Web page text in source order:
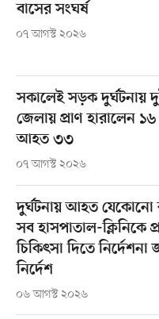
বাসের সংঘর্ষ
০৭ আগস্ট ২০২৬
সকালেই সড়ক দুর্ঘটনায়
জেলায় প্রাণ হারালেন
আহত ৩৩
০৭ আগস্ট ২০২৬
দুর্ঘটনায় আহত যেকোনো
সব হাসপাতাল-ক্লিনিকে
চিকিৎসা দিতে নির্দেশনা
নির্দেশ
০৬ আগস্ট ২০২৬